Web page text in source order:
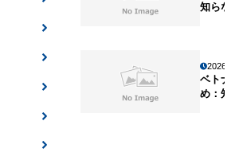
知らな
2026年
ベトナ
め：知